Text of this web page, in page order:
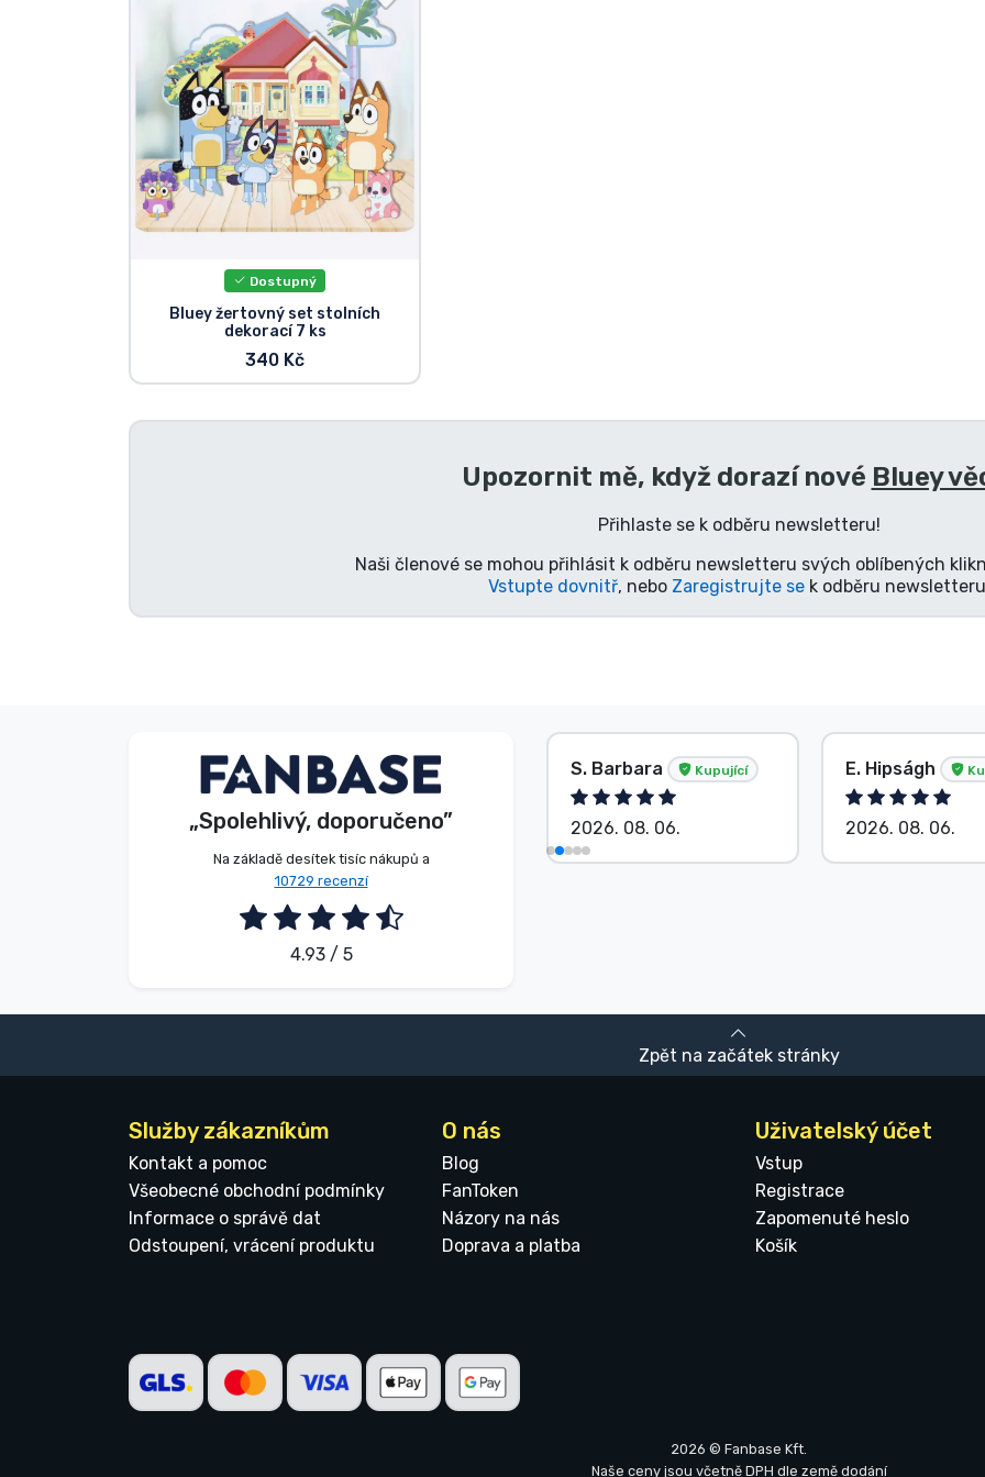
Dostupný
Bluey žertovný set stolních
dekorací 7 ks
340 Kč
Upozornit mě, když dorazí nové Bluey
Přihlaste se k odběru newsletteru!
Naši členové se mohou přihlásit k odběru newsletteru svých oblíbených
Vstupte dovnitř, nebo Zaregistrujte sek odběru
„Spolehlivý, doporučeno”
Na základě desítek tisíc nákupů a
10729 recenzí
4.93 / 5
V. Éva Kupující
2026. 08. 06.
S. Barbara Kupující
2026. 08. 06.
E. Hipságh
2026. 08. 06.
Zpět na začátek stránky
Služby zákazníkům
Kontakt a pomoc
Všeobecné obchodní podmínky
Informace o správě dat
Odstoupení, vrácení produktu
O nás
Blog
FanToken
Názory na nás
Doprava a platba
Uživatelský účet
Vstup
Registrace
Zapomenuté heslo
Košík
2026 © Fanbase Kft.
Naše ceny jsou včetně DPH dle země dodání
Seriálové věci
Filmové věci
Úžasné věci
Anime věci